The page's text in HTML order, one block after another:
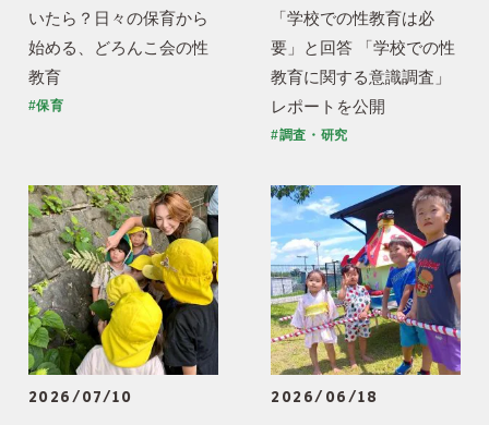
いたら？日々の保育から
始める、どろんこ会の性
教育
#保育
「学校での性教育は必
要」と回答 「学校での性
教育に関する意識調査」
レポートを公開
#調査・研究
2026/07/10 2026/06/18